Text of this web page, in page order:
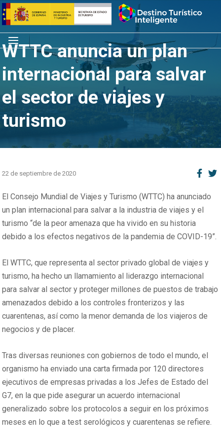
Saltar
al
contenido
Inicio
Menú
WTTC anuncia un plan
internacional para salvar
el sector de viajes y
turismo
22 de septiembre de 2020
El Consejo Mundial de Viajes y Turismo (WTTC) ha anunciado
un plan internacional para salvar a la industria de viajes y el
turismo “de la peor amenaza que ha vivido en su historia
debido a los efectos negativos de la pandemia de COVID-19”.
El WTTC, que representa al sector privado global de viajes y
turismo, ha hecho un llamamiento al liderazgo internacional
para salvar al sector y proteger millones de puestos de trabajo
amenazados debido a los controles fronterizos y las
cuarentenas, así como la menor demanda de los viajeros de
negocios y de placer.
Tras diversas reuniones con gobiernos de todo el mundo, el
organismo ha enviado una carta firmada por 120 directores
ejecutivos de empresas privadas a los Jefes de Estado del
G7, en la que pide asegurar un acuerdo internacional
generalizado sobre los protocolos a seguir en los próximos
meses en lo que a test serológicos y cuarentenas se refiere.